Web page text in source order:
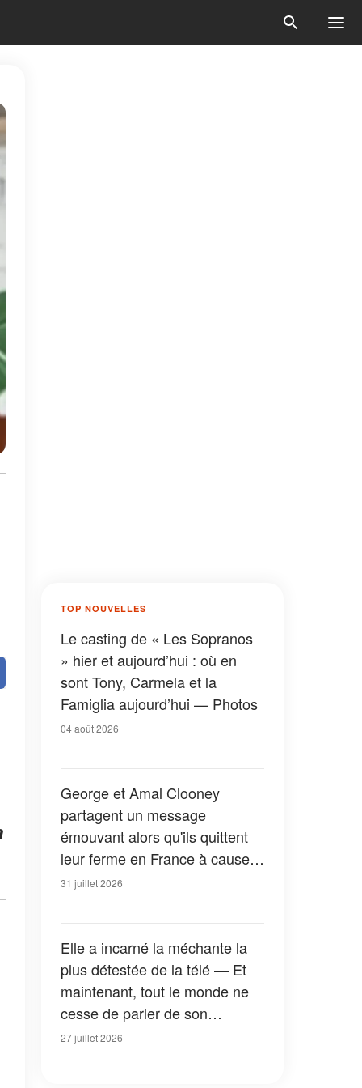
TOP NOUVELLES
Le casting de « Les Sopranos
» hier et aujourd’hui : où en
sont Tony, Carmela et la
Famiglia aujourd’hui — Photos
04 août 2026
George et Amal Clooney
partagent un message
émouvant alors qu'ils quittent
leur ferme en France à cause
des feux de forêt — Tous les
31 juillet 2026
Elle a incarné la méchante la
plus détestée de la télé — Et
maintenant, tout le monde ne
cesse de parler de son
apparition dans la nouvelle
27 juillet 2026